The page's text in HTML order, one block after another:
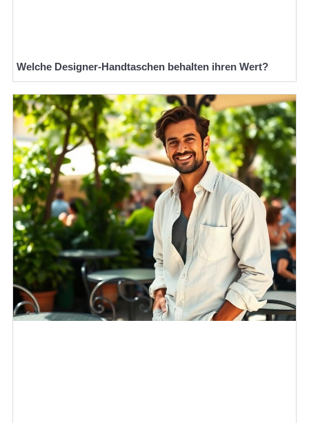
Welche Designer-Handtaschen behalten ihren Wert?